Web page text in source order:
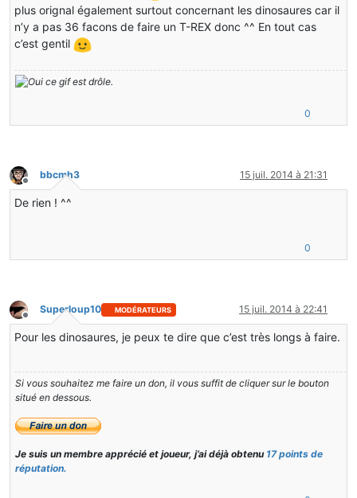
plus orignal également surtout concernant les dinosaures car il
n’y a pas 36 facons de faire un T-REX donc ^^ En tout cas
c’est gentil
0
Hors-ligne
bbcmh3 15 juil. 2014 à 21:31
De rien ! ^^
0
Hors-ligne
Superloup10 MODÉRATEURS 15 juil. 2014 à 22:41
Pour les dinosaures, je peux te dire que c’est très longs à faire.
Si vous souhaitez me faire un don, il vous suffit de cliquer sur le bouton
situé en dessous.
Je suis un membre apprécié et joueur, j’ai déjà obtenu 17 points de
réputation.